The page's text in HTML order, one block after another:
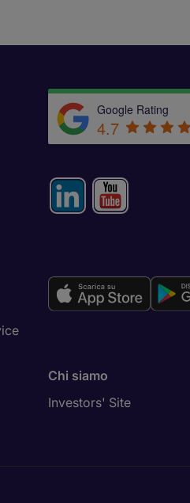
Google Rating
4.7
Chi siamo
Investors' Site